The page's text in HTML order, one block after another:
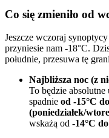
Co się zmieniło od
Jeszcze wczoraj
przyniesie nam -18°C.
południe, przesuwa tę
Najbliższa noc (z
To będzie
spadnie od -15°C
(poniedziałek/
wskażą od -14°C